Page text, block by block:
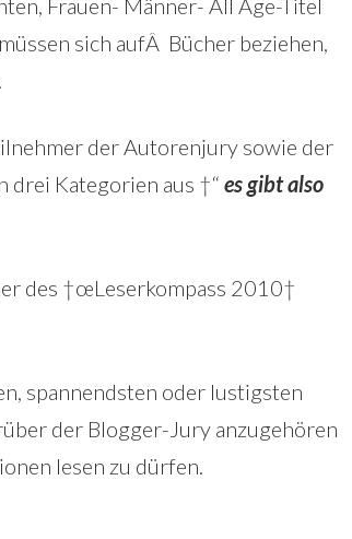
Frauen- Männer- All Age-Titel
sich aufÂ Bücher beziehen,
der Autorenjury sowie der
drei Kategorien aus †“ es gibt also
des †œLeserkompass 2010†
spannendsten oder lustigsten
der Blogger-Jury anzugehören
lesen zu dürfen.